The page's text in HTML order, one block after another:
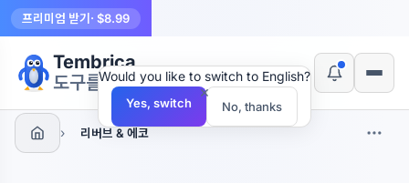
프리미엄 받기· $8.99
Tembrica
도구를 만듭니다
› 리버브 & 에코
×
Would you like to switch to English?
Yes, switch No, thanks